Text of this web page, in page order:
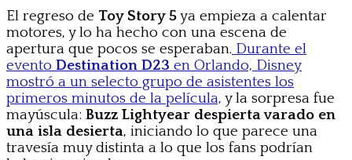
El regreso de Toy Story 5ya empieza a calentar
motores, y lo ha hecho con una escena de
apertura que pocos se esperaban. Durante el
evento Destination D23 en Orlando, Disney
mostró a un selecto grupo de asistentes los
primeros minutos de la película, y la sorpresa fue
mayúscula: Buzz Lightyear despierta varado en
una isla desierta, iniciando lo que parece una
travesía muy distinta a lo que los fans podrían